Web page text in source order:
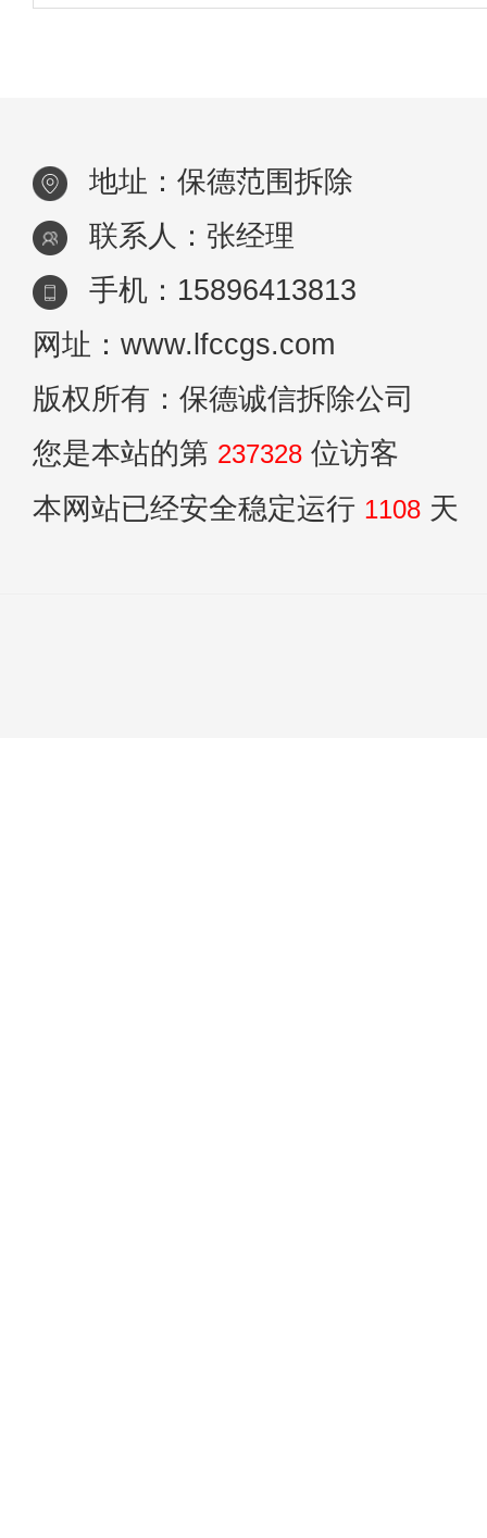
安
地址：保德范围拆除
联系人：张经理
手机：15896413813
网址：www.lfccgs.com
版权所有：保德诚信拆除公司
您是本站的第 237328 位访客
本网站已经安全稳定运行 1108 天